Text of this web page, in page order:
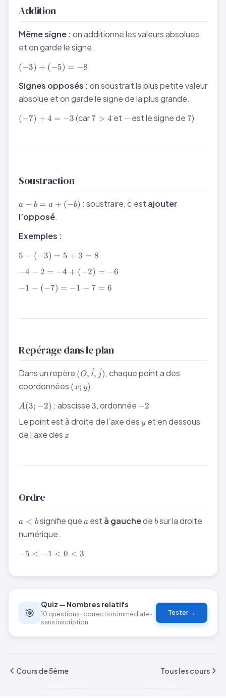
Addition
Même signe : on additionne les valeurs absolues
et on garde le signe.
(-3)
+
(-5)
=
-8
(−3) + (−5) = −8
Signes opposés : on soustrait la plus petite valeur
absolue et on garde le signe de la plus grande.
(-7)
+ 4
(−7) + 4 = −3(car7
7 > 4 et -
− est le signe de 7
7)
Soustraction
a
-
b
=
a
+
b)
a − b = a + (−b) : soustraire, c’est ajouter
l’opposé.
Exemples :
5 -
= 5
+ 3
= 8
5 − (−3) = 5 + 3 = 8
-4 -
-4
−4 − 2 = −4 + (−2) = −6
-1 -
−1 − (−7) = −1 + 7 = 6
Repérage dans le plan
Dans un repère (O,
\vec{i},
\vec{j})
(O, i, j), chaque point a des
coordonnées (x;
y)
(x; y).
A(3;
-2)
A(3; −2) : abscisse 3
3, ordonnée -2
−2
Le point est à droite de l’axe desy
yet en dessous
de l’axe des x
x
Ordre
a
b
a < bsignifie que a
aest à gauchede b
bsur la droite
numérique.
-5
−5 < −1 < 0 < 3
🎯
Quiz — Nombres relatifs
10 questions · correction immédiate ·
sans inscription
Tester →
Cours de 5ème Tous les cours